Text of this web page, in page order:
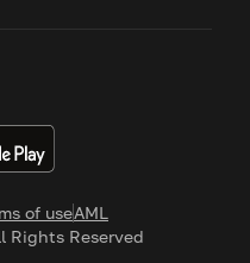
of useAML
Rights Reserved